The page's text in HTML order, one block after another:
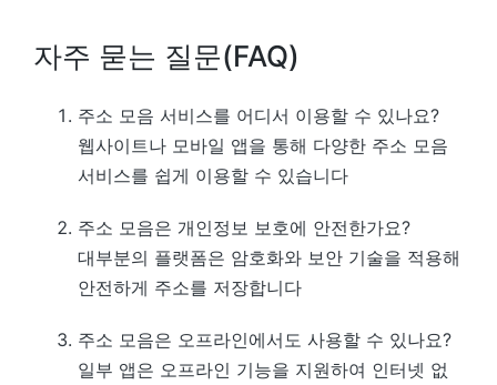
자주 묻는 질문(FAQ)
주소 모음 서비스를 어디서 이용할 수 있나요?
웹사이트나 모바일 앱을 통해 다양한 주소 모음
서비스를 쉽게 이용할 수 있습니다
주소 모음은 개인정보 보호에 안전한가요?
대부분의 플랫폼은 암호화와 보안 기술을 적용해
안전하게 주소를 저장합니다
주소 모음은 오프라인에서도 사용할 수 있나요?
일부 앱은 오프라인 기능을 지원하여 인터넷 없